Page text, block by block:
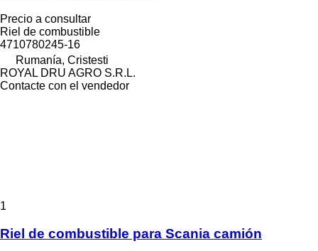
Precio a consultar
Riel de combustible
4710780245-16
Rumanía, Cristesti
ROYAL DRU AGRO S.R.L.
Contacte con el vendedor
1
Riel de combustible para Scania camión